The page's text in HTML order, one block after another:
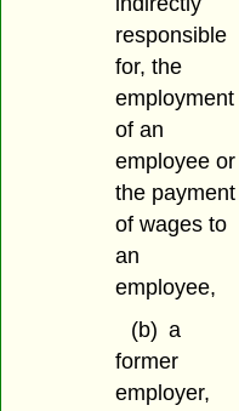
responsible
for, the
employment
of an
employee or
the payment
of wages to
an
employee,
(b) a
former
employer,